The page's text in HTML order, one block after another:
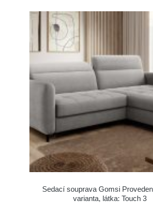
Sedací souprava Gomsi
varianta, látka: Touch 3